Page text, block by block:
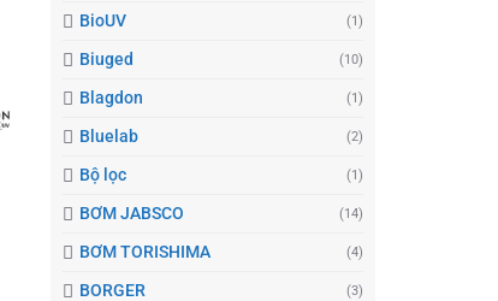
BioUV (1)
Biuged (10)
Blagdon (1)
Bluelab (2)
Bộ lọc (1)
BƠM JABSCO (14)
BƠM TORISHIMA (4)
BORGER (3)